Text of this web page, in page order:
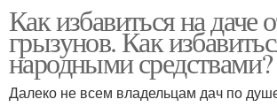
Как избавиться на даче
грызунов. Как
народными средствами?
Далеко не всем владельцам дач по